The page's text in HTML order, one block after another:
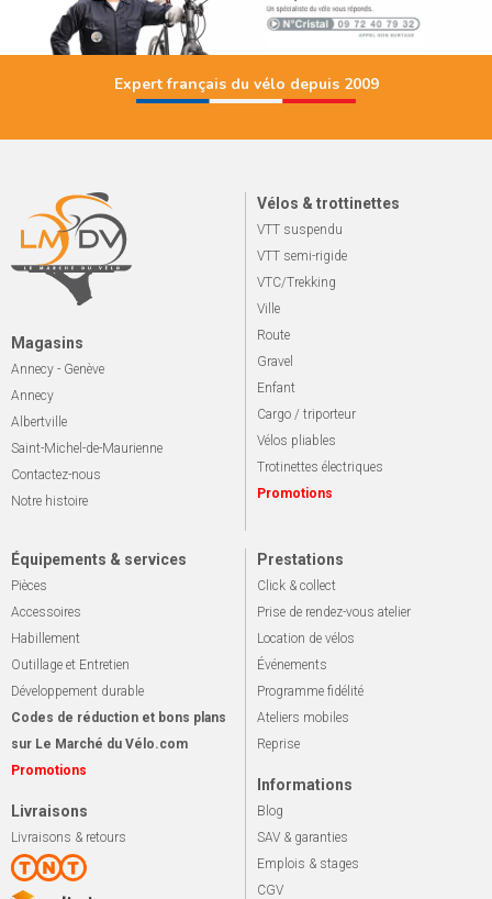
Expert français du vélo depuis 2009
Magasins
Annecy - Genève
Annecy
Albertville
Saint-Michel-de-Maurienne
Contactez-nous
Notre histoire
Vélos & trottinettes
VTT suspendu
VTT semi-rigide
VTC/Trekking
Ville
Route
Gravel
Enfant
Cargo / triporteur
Vélos pliables
Trotinettes électriques
Promotions
Équipements & services
Pièces
Accessoires
Habillement
Outillage et Entretien
Développement durable
Codes de réduction et bons plans
sur Le Marché du Vélo.com
Promotions
Livraisons
Livraisons & retours
Prestations
Click & collect
Prise de rendez-vous atelier
Location de vélos
Événements
Programme fidélité
Ateliers mobiles
Reprise
Informations
Blog
SAV & garanties
Emplois & stages
CGV